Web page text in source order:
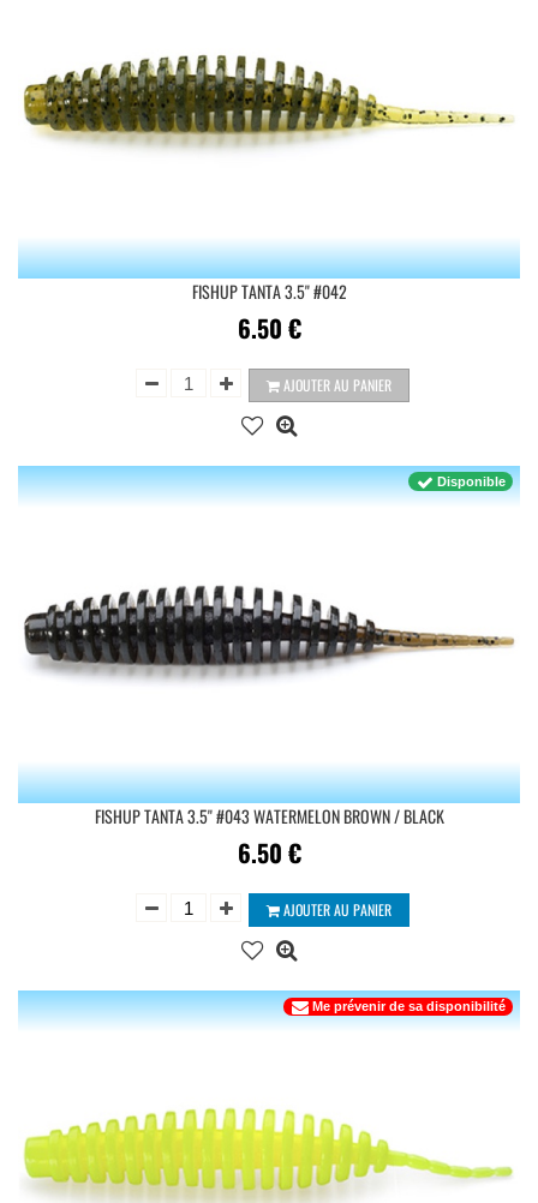
FISHUP TANTA 3.5'' #042
6.50 €
AJOUTER AU PANIER
FISHUP TANTA 3.5'' #043 WATERMELON BROWN / BLACK
6.50 €
Disponible
AJOUTER AU PANIER
Me prévenir de sa disponibilité